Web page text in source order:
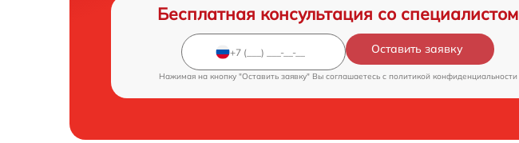
Бесплатная консультация со специалистом
Оставить заявку
Нажимая на кнопку "Оставить заявку" Вы соглашаетесь c политикой конфиденциальности